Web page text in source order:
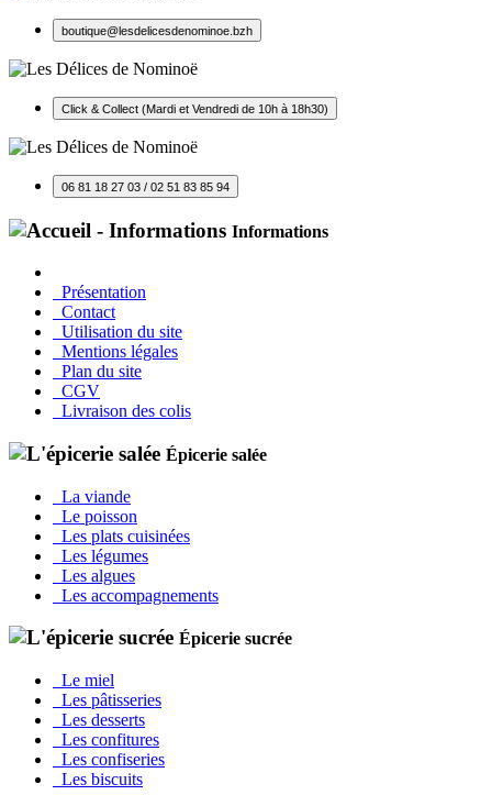
boutique@lesdelicesdenominoe.bzh
Click & Collect (Mardi et Vendredi de 10h à 18h30)
06 81 18 27 03 / 02 51 83 85 94
Informations
Présentation
Contact
Utilisation du site
Mentions légales
Plan du site
CGV
Livraison des colis
Épicerie salée
La viande
Le poisson
Les plats cuisinées
Les légumes
Les algues
Les accompagnements
Épicerie sucrée
Le miel
Les pâtisseries
Les desserts
Les confitures
Les confiseries
Les biscuits